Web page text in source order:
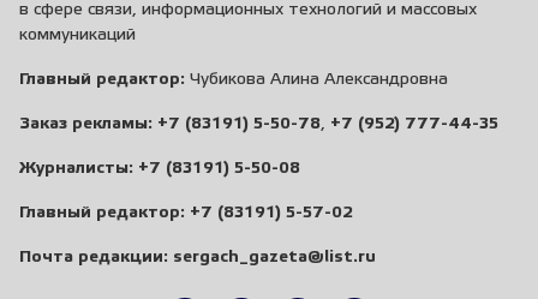
в сфере связи, информационных технологий и массовых
коммуникаций
Главный редактор: Чубикова Алина Александровна
Заказ рекламы: +7 (83191) 5-50-78 +7 (952) 777-44-35
Журналисты: +7 (83191) 5-50-08
Главный редактор: +7 (83191) 5-57-02
Почта редакции: sergach_gazeta@list.ru